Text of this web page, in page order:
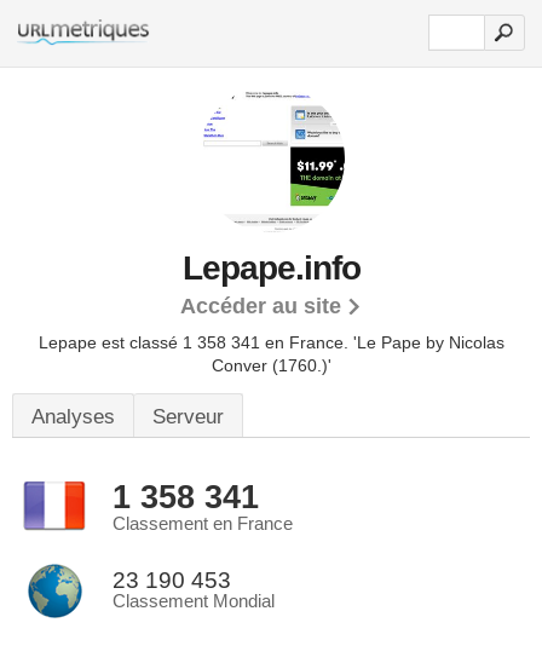
Lepape.info
Accéder au site
Lepape est classé 1 358 341 en France. 'Le Pape by Nicolas
Conver (1760.)'
Analyses Serveur
1 358 341
Classement en France
23 190 453
Classement Mondial